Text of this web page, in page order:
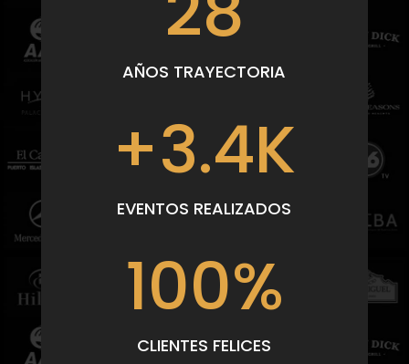
AÑOS TRAYECTORIA
+3.4K
EVENTOS REALIZADOS
100%
CLIENTES FELICES